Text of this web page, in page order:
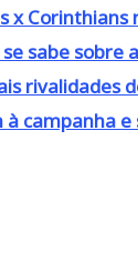
x
sabe sobre
rivalidades
campanha